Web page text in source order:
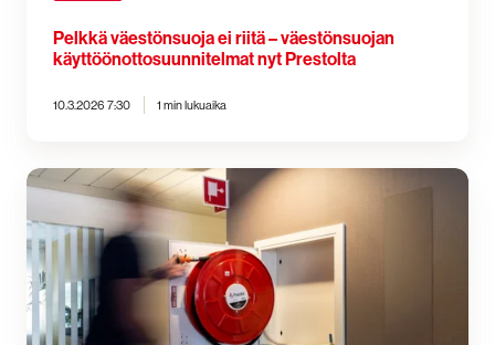
Pelkkä väestönsuoja ei riitä – väestönsuojan
käyttöönottosuunnitelmat nyt Prestolta
10.3.2026 7:30 1 min lukuaika
Seinällä
sivussa?
Hallitulla
haltuunotolla
pikapalopostit
käyttövalmiuteen